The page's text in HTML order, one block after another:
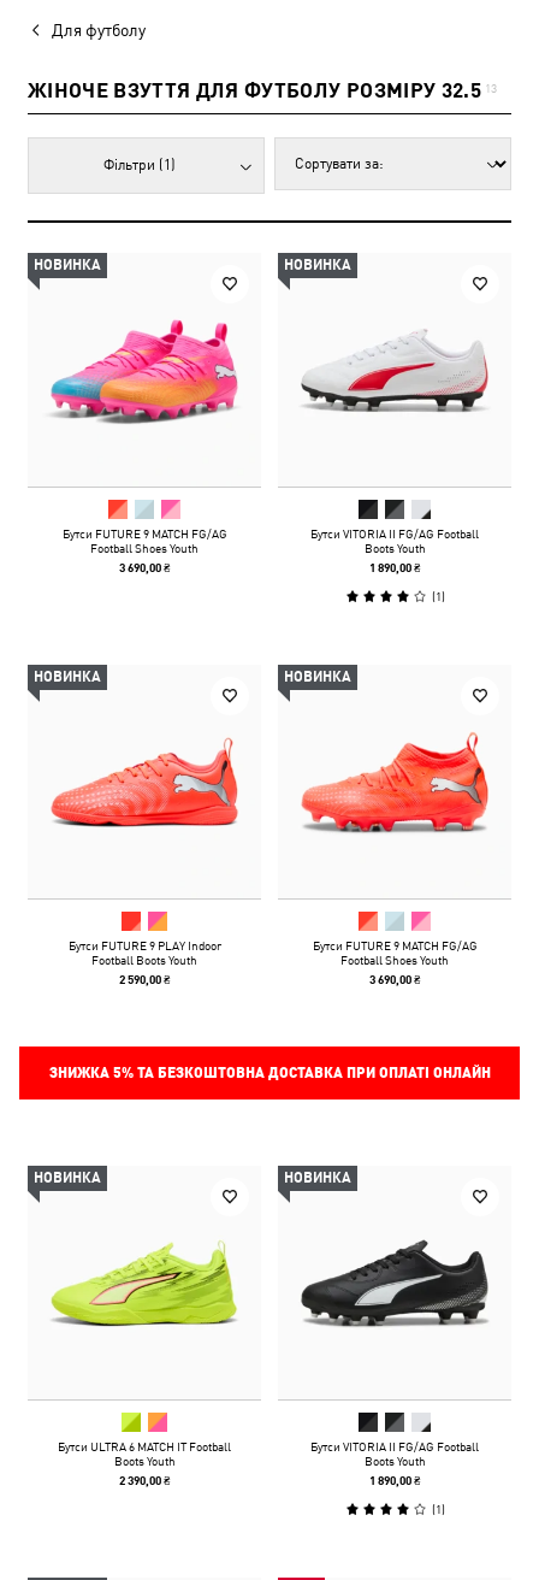
Для футболу
ЖІНОЧЕ ВЗУТТЯ ДЛЯ ФУТБОЛУ РОЗМІРУ 32.5 13
Фільтри (1)
НОВИНКА
Бутси FUTURE 9 MATCH FG/AG
Football Shoes Youth
3 690,00 ₴
НОВИНКА
Бутси VITORIA II FG/AG Football
Boots Youth
1 890,00 ₴
(1)
НОВИНКА
Бутси FUTURE 9 PLAY Indoor
Football Boots Youth
2 590,00 ₴
НОВИНКА
Бутси FUTURE 9 MATCH FG/AG
Football Shoes Youth
3 690,00 ₴
ЗНИЖКА 5%ТА БЕЗКОШТОВНА ДОСТАВКА ПРИ ОПЛАТІ ОНЛАЙН
НОВИНКА
Бутси ULTRA 6 MATCH IT Football
Boots Youth
2 390,00 ₴
НОВИНКА
Бутси VITORIA II FG/AG Football
Boots Youth
1 890,00 ₴
(1)